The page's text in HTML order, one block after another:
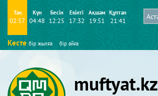
Таң
02:57
Күн
04:48
Бесін
12:25
Екінті
17:32
Ақшам
19:51
Құптан
21:41
Кесте бір жылға бір айға
muftyat.kz